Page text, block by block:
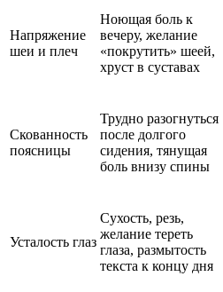
Напряжение
шеи и плеч
Ноющая боль к
вечеру, желание
«покрутить» шеей,
хруст в суставах
Скованность
поясницы
Трудно разогнуться
после долгого
сидения, тянущая
боль внизу спины
Усталость глаз
Сухость, резь,
желание тереть
глаза, размытость
текста к концу дня